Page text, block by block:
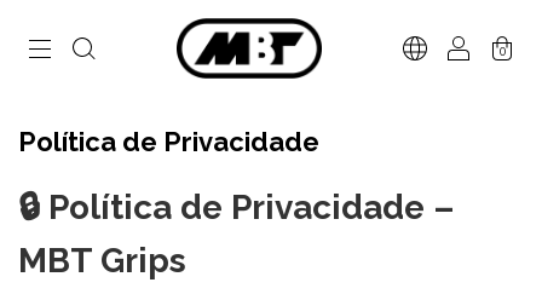
0
Política de Privacidade
🔒 Política de Privacidade –
MBT Grips